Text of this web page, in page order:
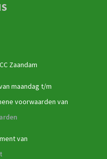
Zaandam
maandag t/m
voorwaarden van
van